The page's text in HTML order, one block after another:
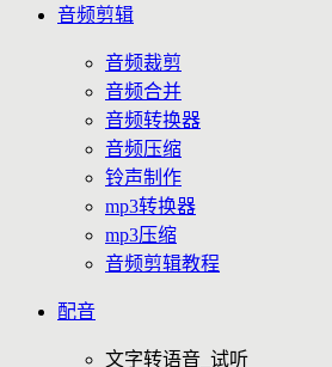
音频剪辑
音频裁剪
音频合并
音频转换器
音频压缩
铃声制作
mp3转换器
mp3压缩
音频剪辑教程
配音
文字转语音_试听